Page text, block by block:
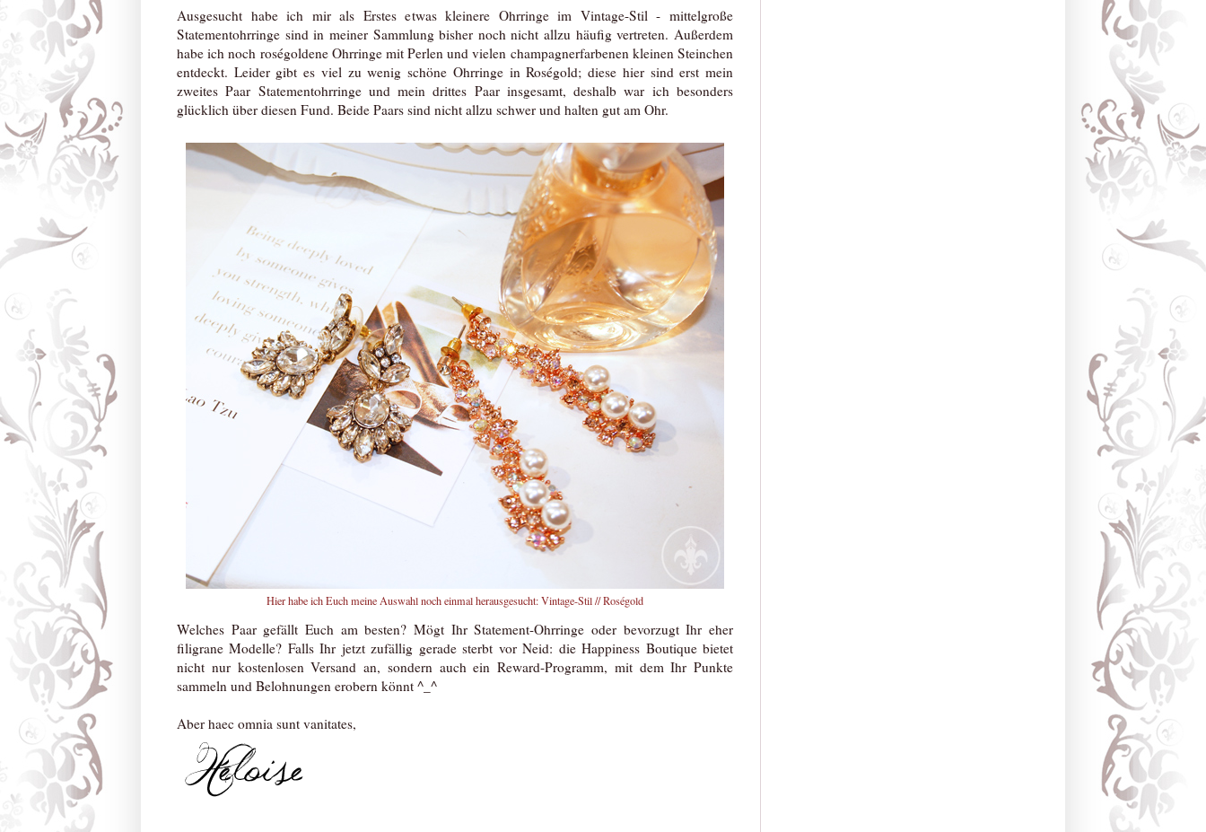
Ausgesucht habe ich mir als Erstes etwas kleinere Ohrringe im Vintage-Stil - mittelgroße
Statementohrringe sind in meiner Sammlung bisher noch nicht allzu häufig vertreten. Außerdem
habe ich noch roségoldene Ohrringe mit Perlen und vielen champagnerfarbenen kleinen Steinchen
entdeckt. Leider gibt es viel zu wenig schöne Ohrringe in Roségold; diese hier sind erst mein
zweites Paar Statementohrringe und mein drittes Paar insgesamt, deshalb war ich besonders
glücklich über diesen Fund. Beide Paars sind nicht allzu schwer und halten gut am Ohr.
Hier habe ich Euch meine Auswahl noch einmal herausgesucht:Vintage-Stil//Roségold
Welches Paar gefällt Euch am besten? Mögt Ihr Statement-Ohrringe oder bevorzugt Ihr eher
filigrane Modelle? Falls Ihr jetzt zufällig gerade sterbt vor Neid: die Happiness Boutique bietet
nicht nur kostenlosen Versand an, sondern auch ein Reward-Programm, mit dem Ihr Punkte
sammeln und Belohnungen erobern könnt ^_^
Aber haec omnia sunt vanitates,